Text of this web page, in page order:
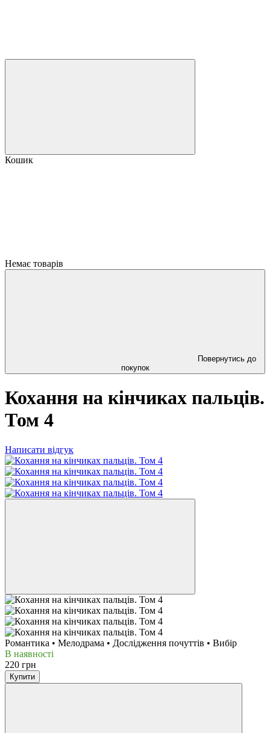
Кошик
Немає товарів
Повернутись до
покупок
Кохання на кінчиках пальців.
Том 4
Написати відгук
Романтика • Мелодрама • Дослідження почуттів • Вибір
В наявності
220 грн
Купити